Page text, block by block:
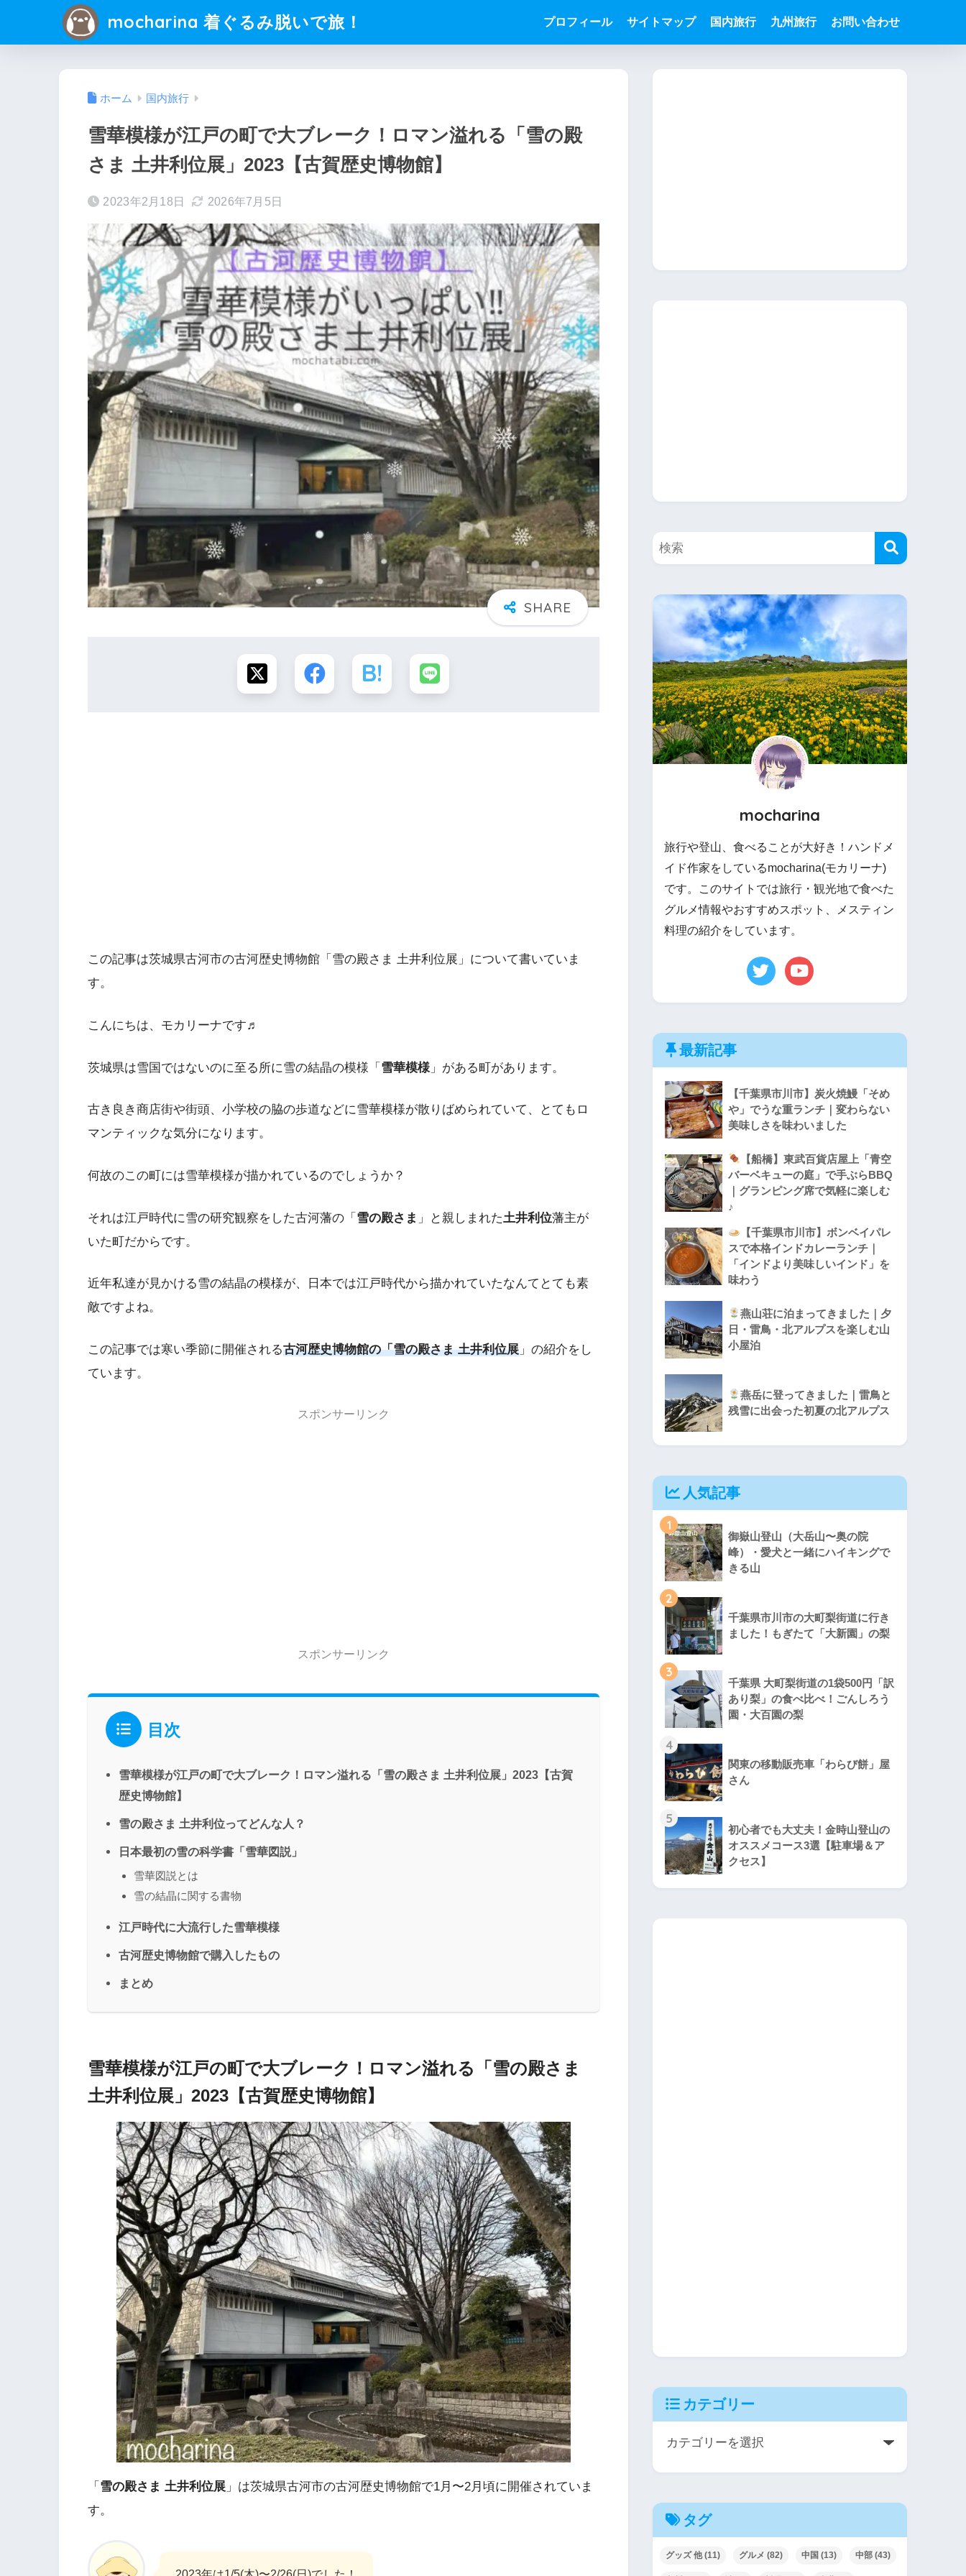
mocharina 着ぐるみ脱いで旅！ プロフィール サイトマップ 国内旅行 九州旅行 お問い合わせ
ホーム 国内旅行
雪華模様が江戸の町で大ブレーク！ロマン溢れる「雪の殿
さま 土井利位展」2023【古賀歴史博物館】
2023年2月18日 2026年7月5日
この記事は茨城県古河市の古河歴史博物館「雪の殿さま 土井利位展」について書いていま
す。
こんにちは、モカリーナです♬
茨城県は雪国ではないのに至る所に雪の結晶の模様「 雪華模様 」がある町があります。
古き良き商店街や街頭、小学校の脇の歩道などに雪華模様が散りばめられていて、とてもロ
マンティックな気分になります。
何故のこの町には雪華模様が描かれているのでしょうか？
それは江戸時代に雪の研究観察をした古河藩の「 雪の殿さま 」と親しまれた土井利位藩主が
いた町だからです。
近年私達が見かける雪の結晶の模様が、日本では江戸時代から描かれていたなんてとても素
敵ですよね。
この記事では寒い季節に開催される古河歴史博物館の「雪の殿さま 土井利位展 」の紹介をし
ています。
スポンサーリンク
スポンサーリンク
目次
雪華模様が江戸の町で大ブレーク！ロマン溢れる「雪の殿さま 土井利位展」2023【古賀
歴史博物館】
雪の殿さま 土井利位ってどんな人？
日本最初の雪の科学書「雪華図説」
雪華図説とは
雪の結晶に関する書物
江戸時代に大流行した雪華模様
古河歴史博物館で購入したもの
まとめ
雪華模様が江戸の町で大ブレーク！ロマン溢れる「雪の殿さま
土井利位展」2023【古賀歴史博物館】
「 雪の殿さま 土井利位展 」は茨城県古河市の古河歴史博物館で1月〜2月頃に開催されていま
す。
mocharina
旅行や登山、食べることが大好き！ハンドメ
イド作家をしているmocharina(モカリーナ)
です。このサイトでは旅行・観光地で食べた
グルメ情報やおすすめスポット、メスティン
料理の紹介をしています。
最新記事
【千葉県市川市】炭火焼鰻「そめ
や」でうな重ランチ｜変わらない
美味しさを味わいました
【船橋】東武百貨店屋上「青空
バーベキューの庭」で手ぶらBBQ
｜グランピング席で気軽に楽しむ
♪
【千葉県市川市】ボンベイパレ
スで本格インドカレーランチ｜
「インドより美味しいインド」を
味わう
燕山荘に泊まってきました｜夕
日・雷鳥・北アルプスを楽しむ山
小屋泊
燕岳に登ってきました｜雷鳥と
残雪に出会った初夏の北アルプス
人気記事
1
御嶽山登山（大岳山〜奥の院
峰）・愛犬と一緒にハイキングで
きる山
2
千葉県市川市の大町梨街道に行き
ました！もぎたて「大新園」の梨
3
千葉県 大町梨街道の1袋500円「訳
あり梨」の食べ比べ！ごんしろう
園・大百園の梨
4
関東の移動販売車「わらび餅」屋
さん
5
初心者でも大丈夫！金時山登山の
オススメコース3選【駐車場＆ア
クセス】
カテゴリー
タグ
グッズ 他(11) グルメ (82) 中国 (13) 中部 (43)